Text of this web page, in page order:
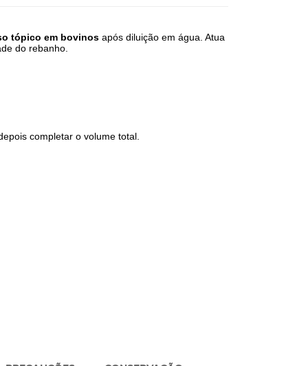
tópico em bovinos após diluição em água. Atua
do rebanho.
completar o volume total.